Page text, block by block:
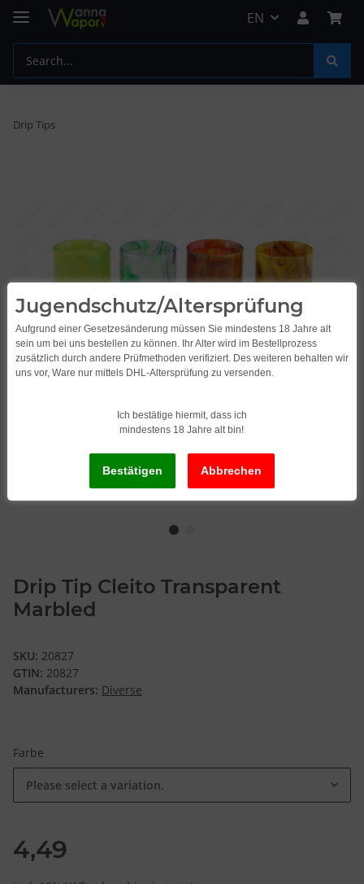
EN
Drip Tips
Drip Tip Cleito Transparent
Marbled
SKU: 20827
GTIN: 20827
Manufacturers: Diverse
Farbe
Please select a variation.
4,49
Jugendschutz/Altersprüfung
Aufgrund einer Gesetzesänderung müssen Sie mindestens 18 Jahre alt
sein um bei uns bestellen zu können. Ihr Alter wird im Bestellprozess
zusätzlich durch andere Prüfmethoden verifiziert. Des weiteren behalten wir
uns vor, Ware nur mittels DHL-Altersprüfung zu versenden.
Ich bestätige hiermit, dass ich
mindestens 18 Jahre alt bin!